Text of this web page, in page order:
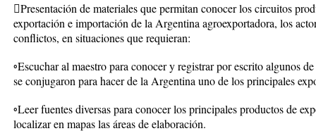
Presentación de materiales que permitan conocer los circuitos
exportación e importación de la Argentina agroexportadora, los
conflictos, en situaciones que requieran:
◦Escuchar al maestro para conocer y registrar por escrito algunos
se conjugaron para hacer de la Argentina uno de los principales
◦Leer fuentes diversas para conocer los principales productos de
localizar en mapas las áreas de elaboración.